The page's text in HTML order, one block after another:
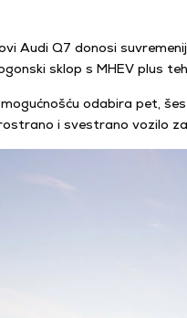
Audi Q7 donosi
sklop s MHEV plus
odabira pet,
i svestrano vozilo